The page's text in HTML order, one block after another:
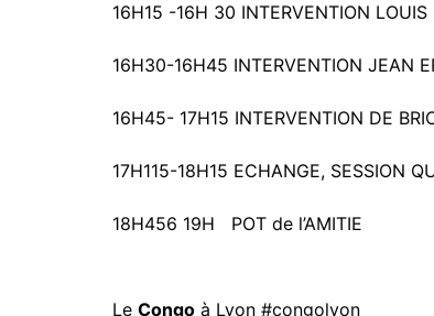
16H15 -16H 30 INTERVENTION LOUIS
16H30-16H45 INTERVENTION JEAN
16H45- 17H15 INTERVENTION DE
17H115-18H15 ECHANGE, SESSION
18H456 19H POT de l’AMITIE
Le Congo à Lyon #congolyon